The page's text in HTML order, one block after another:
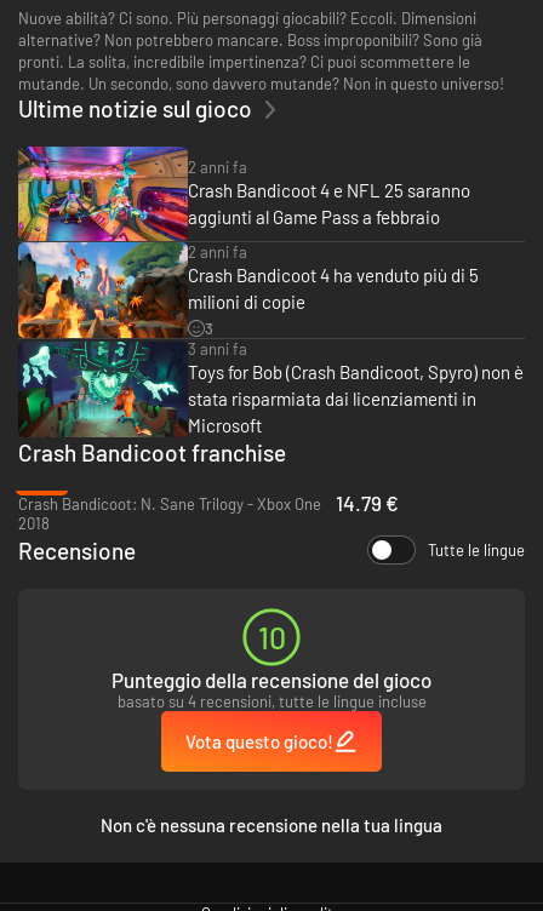
Nuove abilità? Ci sono. Più personaggi giocabili? Eccoli. Dimensioni
alternative? Non potrebbero mancare. Boss improponibili? Sono già
pronti. La solita, incredibile impertinenza? Ci puoi scommettere le
mutande. Un secondo, sono davvero mutande? Non in questo universo!
Ultime notizie sul gioco
2 anni fa
Crash Bandicoot 4 e NFL 25 saranno
aggiunti al Game Pass a febbraio
2 anni fa
Crash Bandicoot 4 ha venduto più di 5
milioni di copie
3
3 anni fa
Toys for Bob (Crash Bandicoot, Spyro) non è
stata risparmiata dai licenziamenti in
Microsoft
Crash Bandicoot franchise
Crash Bandicoot: N. Sane Trilogy - Xbox One
2018
14.79 €
Recensione Tutte le lingue
10
Punteggio della recensione del gioco
basato su 4 recensioni, tutte le lingue incluse
Vota questo gioco!
Non c'è nessuna recensione nella tua lingua